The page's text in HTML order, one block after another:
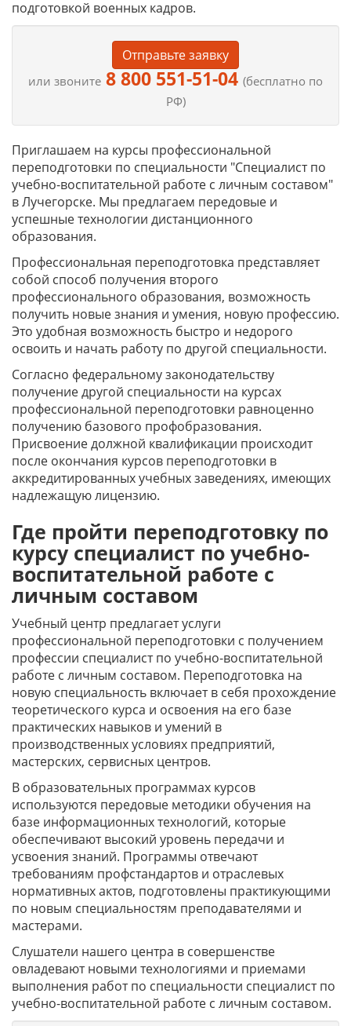
подготовкой военных кадров.
Отправьте заявку
или звоните 8 800 551-51-04 (бесплатно по
РФ)
Приглашаем на курсы профессиональной
переподготовки по специальности "Специалист по
учебно-воспитательной работе с личным составом"
в Лучегорске. Мы предлагаем передовые и
успешные технологии дистанционного
образования.
Профессиональная переподготовка представляет
собой способ получения второго
профессионального образования, возможность
получить новые знания и умения, новую профессию.
Это удобная возможность быстро и недорого
освоить и начать работу по другой специальности.
Согласно федеральному законодательству
получение другой специальности на курсах
профессиональной переподготовки равноценно
получению базового профобразования.
Присвоение должной квалификации происходит
после окончания курсов переподготовки в
аккредитированных учебных заведениях, имеющих
надлежащую лицензию.
Где пройти переподготовку по
курсу специалист по учебно-
воспитательной работе с
личным составом
Учебный центр предлагает услуги
профессиональной переподготовки с получением
профессии специалист по учебно-воспитательной
работе с личным составом. Переподготовка на
новую специальность включает в себя прохождение
теоретического курса и освоения на его базе
практических навыков и умений в
производственных условиях предприятий,
мастерских, сервисных центров.
В образовательных программах курсов
используются передовые методики обучения на
базе информационных технологий, которые
обеспечивают высокий уровень передачи и
усвоения знаний. Программы отвечают
требованиям профстандартов и отраслевых
нормативных актов, подготовлены практикующими
по новым специальностям преподавателями и
мастерами.
Слушатели нашего центра в совершенстве
овладевают новыми технологиями и приемами
выполнения работ по специальности специалист по
учебно-воспитательной работе с личным составом.